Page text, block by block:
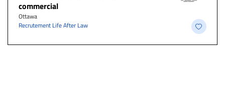
commercial
Ottawa
Recrutement Life After Law